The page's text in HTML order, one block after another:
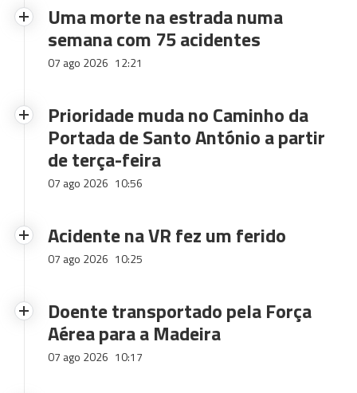
Uma morte na estrada numa
semana com 75 acidentes
07 ago 2026 12:21
Prioridade muda no Caminho da
Portada de Santo António a partir
de terça-feira
07 ago 2026 10:56
Acidente na VR fez um ferido
07 ago 2026 10:25
Doente transportado pela Força
Aérea para a Madeira
07 ago 2026 10:17